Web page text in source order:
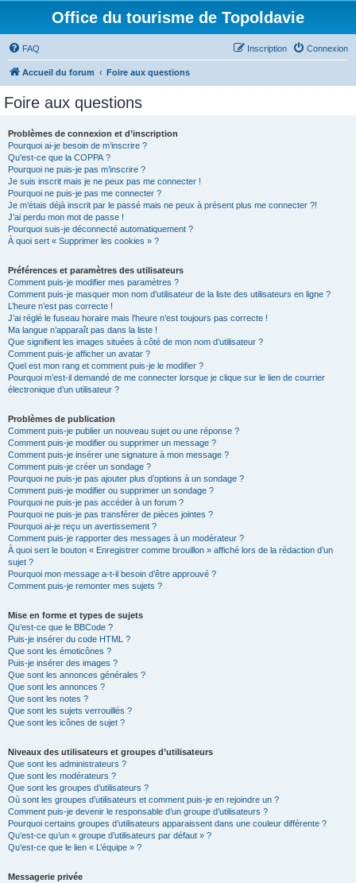
Office du tourisme de Topoldavie
FAQ Connexion
Inscription
Accueil du forum Foire aux questions
Foire aux questions
Problèmes de connexion et d’inscription
Pourquoi ai-je besoin de m’inscrire ?
Qu’est-ce que la COPPA ?
Pourquoi ne puis-je pas m’inscrire ?
Je suis inscrit mais je ne peux pas me connecter !
Pourquoi ne puis-je pas me connecter ?
Je m’étais déjà inscrit par le passé mais ne peux à présent plus me connecter ?!
J’ai perdu mon mot de passe !
Pourquoi suis-je déconnecté automatiquement ?
À quoi sert « Supprimer les cookies » ?
Préférences et paramètres des utilisateurs
Comment puis-je modifier mes paramètres ?
Comment puis-je masquer mon nom d’utilisateur de la liste des utilisateurs en ligne ?
L’heure n’est pas correcte !
J’ai réglé le fuseau horaire mais l’heure n’est toujours pas correcte !
Ma langue n’apparaît pas dans la liste !
Que signifient les images situées à côté de mon nom d’utilisateur ?
Comment puis-je afficher un avatar ?
Quel est mon rang et comment puis-je le modifier ?
Pourquoi m’est-il demandé de me connecter lorsque je clique sur le lien de courrier
électronique d’un utilisateur ?
Problèmes de publication
Comment puis-je publier un nouveau sujet ou une réponse ?
Comment puis-je modifier ou supprimer un message ?
Comment puis-je insérer une signature à mon message ?
Comment puis-je créer un sondage ?
Pourquoi ne puis-je pas ajouter plus d’options à un sondage ?
Comment puis-je modifier ou supprimer un sondage ?
Pourquoi ne puis-je pas accéder à un forum ?
Pourquoi ne puis-je pas transférer de pièces jointes ?
Pourquoi ai-je reçu un avertissement ?
Comment puis-je rapporter des messages à un modérateur ?
À quoi sert le bouton « Enregistrer comme brouillon » affiché lors de la rédaction d’un
sujet ?
Pourquoi mon message a-t-il besoin d’être approuvé ?
Comment puis-je remonter mes sujets ?
Mise en forme et types de sujets
Qu’est-ce que le BBCode ?
Puis-je insérer du code HTML ?
Que sont les émoticônes ?
Puis-je insérer des images ?
Que sont les annonces générales ?
Que sont les annonces ?
Que sont les notes ?
Que sont les sujets verrouillés ?
Que sont les icônes de sujet ?
Niveaux des utilisateurs et groupes d’utilisateurs
Que sont les administrateurs ?
Que sont les modérateurs ?
Que sont les groupes d’utilisateurs ?
Où sont les groupes d’utilisateurs et comment puis-je en rejoindre un ?
Comment puis-je devenir le responsable d’un groupe d’utilisateurs ?
Pourquoi certains groupes d’utilisateurs apparaissent dans une couleur différente ?
Qu’est-ce qu’un « groupe d’utilisateurs par défaut » ?
Qu’est-ce que le lien « L’équipe » ?
Messagerie privée